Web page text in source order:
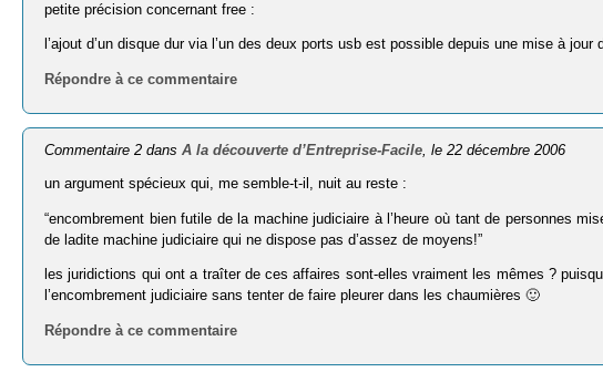
petite précision concernant free :
l’ajout d’un disque dur via l’un des deux ports usb est possible depuis une mise à
Répondre à ce commentaire
Commentaire 2 dansA la découverte d’Entreprise-Facile, le 22 décembre 2006
un argument spécieux qui, me semble-t-il, nuit au reste :
“encombrement bien futile de la machine judiciaire à l’heure où tant de personnes
de ladite machine judiciaire qui ne dispose pas d’assez de moyens!”
les juridictions qui ont a traîter de ces affaires sont-elles vraiment les mêmes ?
l’encombrement judiciaire sans tenter de faire pleurer dans les chaumières 🙂
Répondre à ce commentaire